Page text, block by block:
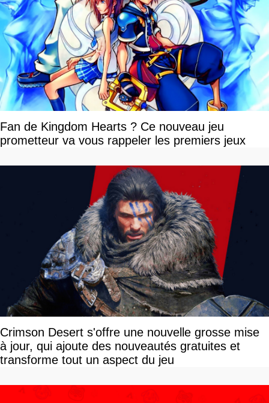
Fan de Kingdom Hearts ? Ce nouveau jeu
prometteur va vous rappeler les premiers jeux
Crimson Desert s'offre une nouvelle grosse mise
à jour, qui ajoute des nouveautés gratuites et
transforme tout un aspect du jeu